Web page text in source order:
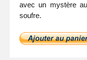
avec un mystère
soufre.